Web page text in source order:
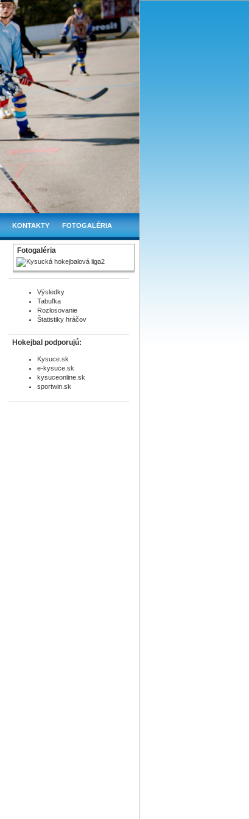
KONTAKTY FOTOGALÉRIA
Fotogaléria
Výsledky
Tabuľka
Rozlosovanie
Štatistiky hráčov
Hokejbal podporujú:
Kysuce.sk
e-kysuce.sk
kysuceonline.sk
sportwin.sk